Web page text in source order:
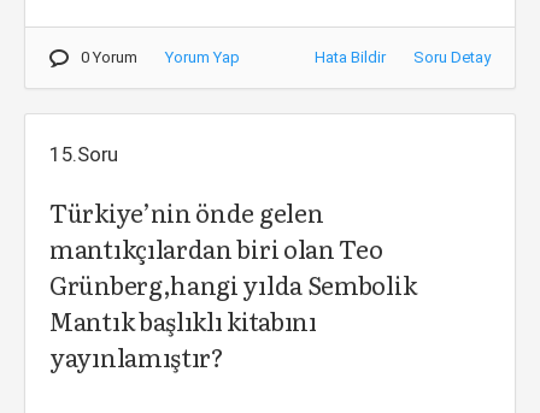
0 Yorum Yorum Yap Hata Bildir Soru Detay
15.Soru
Türkiye’nin önde gelen
mantıkçılardan biri olan Teo
Grünberg,hangi yılda Sembolik
Mantık başlıklı kitabını
yayınlamıştır?